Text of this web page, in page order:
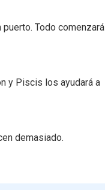
Todo comenzará
y Piscis los ayudará a
demasiado.